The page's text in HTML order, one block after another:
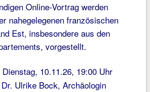
Online-Vortrag werden
nahegelegenen französischen
Est, insbesondere aus den
vorgestellt.
10.11.26, 19:00 Uhr
Ulrike Bock, Archäologin